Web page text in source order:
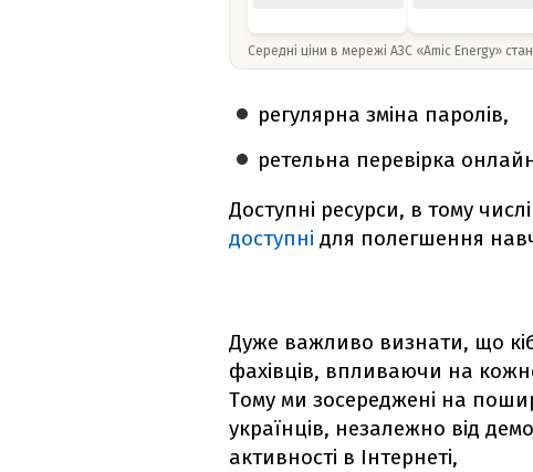
Середні ціни в мережі АЗС «Amic Energy»
регулярна зміна паролів,
ретельна перевірка
Доступні ресурси, в тому
доступні для полегшення
Дуже важливо визнати, що
фахівців, впливаючи на
Тому ми зосереджені на
українців, незалежно від
активності в Інтернеті,